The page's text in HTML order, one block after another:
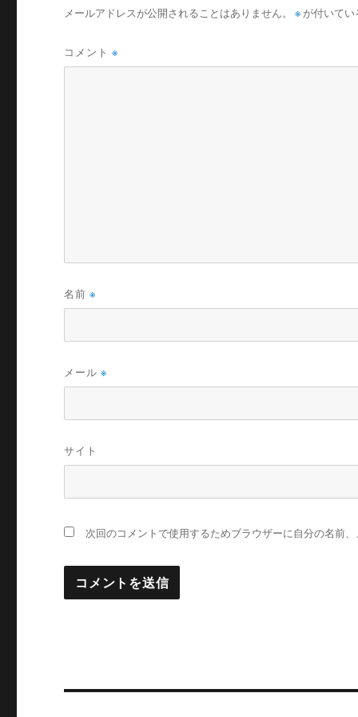
メールアドレスが公開されることはありません。 ※ が付いて
コメント※
名前※
メール※
サイト
次回のコメントで使用するためブラウザーに自分の名前